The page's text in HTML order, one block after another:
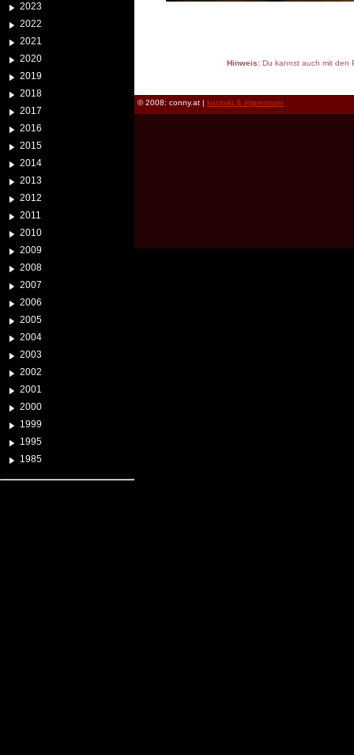
2023
2022
2021
2020
2019
2018
2017
2016
2015
2014
2013
2012
2011
2010
2009
2008
2007
2006
2005
2004
2003
2002
2001
2000
1999
1995
1985
Hinweis:Du kannst auch mit den
© 2008: conny.at | kontakt & impressum